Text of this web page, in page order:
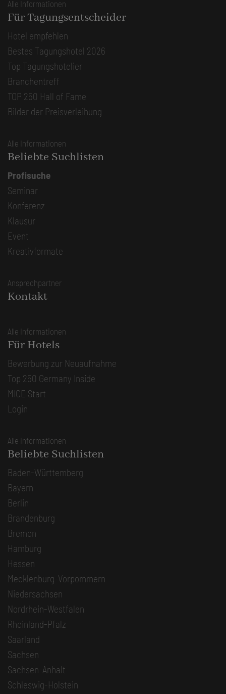
Alle Informationen
Für Tagungsentscheider
Hotel empfehlen
Bestes Tagungshotel 2026
Top Tagungshotelier
Branchentreff
TOP 250 Hall of Fame
Bilder der Preisverleihung
Alle Informationen
Beliebte Suchlisten
Profisuche
Seminar
Konferenz
Klausur
Event
Kreativformate
Ansprechpartner
Kontakt
Alle Informationen
Für Hotels
Bewerbung zur Neuaufnahme
Top 250 Germany Inside
MICE Start
Login
Alle Informationen
Beliebte Suchlisten
Baden-Württemberg
Bayern
Berlin
Brandenburg
Bremen
Hamburg
Hessen
Mecklenburg-Vorpommern
Niedersachsen
Nordrhein-Westfalen
Rheinland-Pfalz
Saarland
Sachsen
Sachsen-Anhalt
Schleswig-Holstein